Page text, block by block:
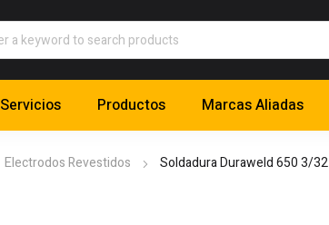
Servicios Productos Marcas Aliadas
Electrodos Revestidos Soldadura Duraweld 650 3/32